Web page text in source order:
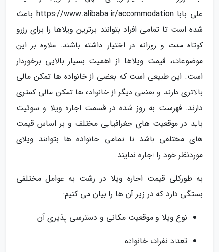
علی بابا https://www.alibaba.ir/accommodation باعث
شده است تا تمامی افراد بتوانند برترین ویلاها را برای رزرو
کوتاه مدت و روزانه در اختیار داشته باشند. علاوه بر این
موضوعات، قیمت ویلاها از اهمیت بسیار بالایی برخوردار
است. این طبیعی است که بعضی از خانواده ها تمکن مالی
بالاتری دارند و بعضی دیگر از خانواده ها تمکن مالی کمتری
دارند. فهرست به روز شده در قسمت اجاره ویلا و سوئیت
باید در موقعیت های جغرافیایی مختلف و بر اساس قیمت
های مختلفی باشد تا تمامی خانواده ها بتوانند ویلای
موردنظر خود را اجاره نمایند.
به طورکلی قیمت اجاره ویلا در رشت به عوامل مختلفی
بستگی دارد که در زیر آن ها را بیان می کنیم:
نوع ویلا و موقعیت مکانی و دسترسی پذیری آن
تعداد نفرات خانواده